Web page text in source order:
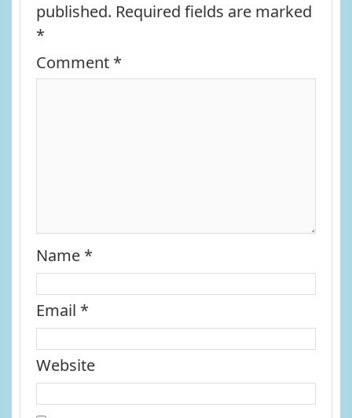
published. Required fields are marked
*
Comment *
Name *
Email *
Website